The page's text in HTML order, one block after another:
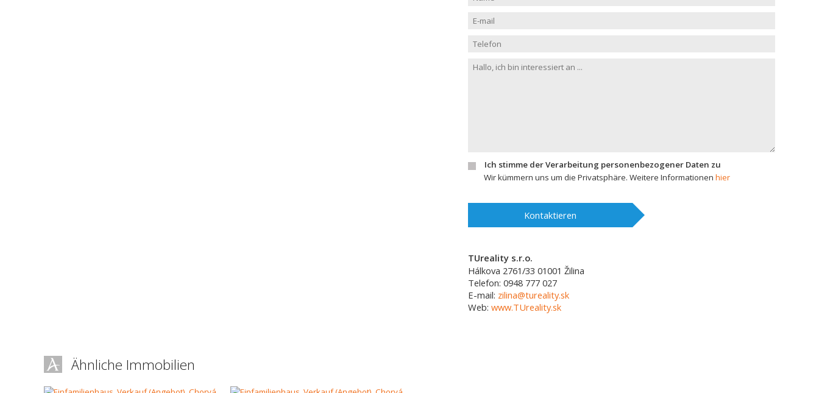
Ich stimme der Verarbeitung personenbezogener Daten zu
Wir kümmern uns um die Privatsphäre. Weitere Informationen hier
Kontaktieren
TUreality s.r.o.
Hálkova 2761/33 01001 Žilina
Telefon: 0948 777 027
E-mail: zilina@tureality.sk
Web: www.TUreality.sk
Ähnliche Immobilien